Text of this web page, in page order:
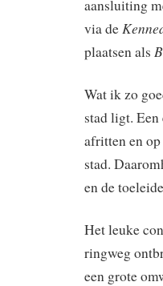
aansluiting
via de
plaatsen als
Wat ik zo
stad ligt.
afritten en
stad.
en de
Het leuke
ringweg
een grote